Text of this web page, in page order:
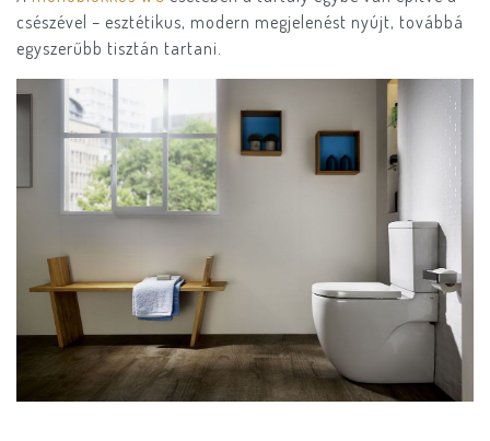
csészével – esztétikus, modern megjelenést nyújt, továbbá
egyszerűbb tisztán tartani.